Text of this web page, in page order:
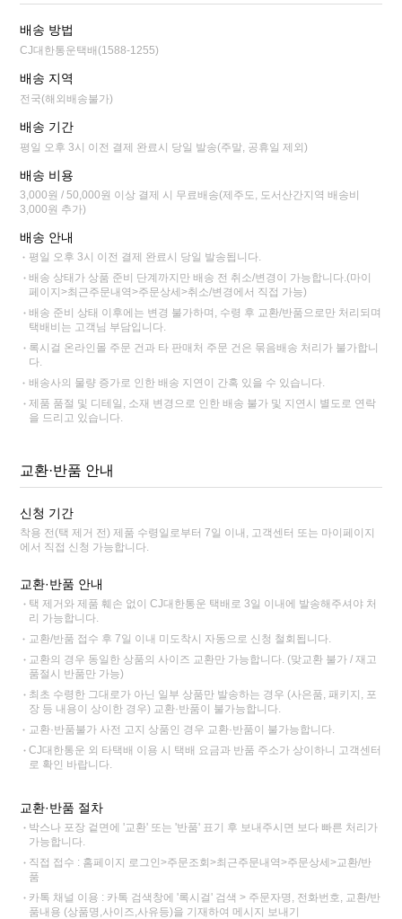
배송 방법
CJ대한통운택배(1588-1255)
배송 지역
전국(해외배송불가)
배송 기간
평일 오후 3시 이전 결제 완료시 당일 발송(주말, 공휴일 제외)
배송 비용
3,000원 / 50,000원 이상 결제 시 무료배송(제주도, 도서산간지역 배송비
3,000원 추가)
배송 안내
평일 오후 3시 이전 결제 완료시 당일 발송됩니다.
배송 상태가 상품 준비 단계까지만 배송 전 취소/변경이 가능합니다.(마이
페이지>최근주문내역>주문상세>취소/변경에서 직접 가능)
배송 준비 상태 이후에는 변경 불가하며, 수령 후 교환/반품으로만 처리되며
택배비는 고객님 부담입니다.
록시걸 온라인몰 주문 건과 타 판매처 주문 건은 묶음배송 처리가 불가합니
다.
배송사의 물량 증가로 인한 배송 지연이 간혹 있을 수 있습니다.
제품 품절 및 디테일, 소재 변경으로 인한 배송 불가 및 지연시 별도로 연락
을 드리고 있습니다.
교환·반품 안내
신청 기간
착용 전(택 제거 전) 제품 수령일로부터 7일 이내, 고객센터 또는 마이페이지
에서 직접 신청 가능합니다.
교환·반품 안내
택 제거와 제품 훼손 없이 CJ대한통운 택배로 3일 이내에 발송해주셔야 처
리 가능합니다.
교환/반품 접수 후 7일 이내 미도착시 자동으로 신청 철회됩니다.
교환의 경우 동일한 상품의 사이즈 교환만 가능합니다. (맞교환 불가 / 재고
품절시 반품만 가능)
최초 수령한 그대로가 아닌 일부 상품만 발송하는 경우 (사은품, 패키지, 포
장 등 내용이 상이한 경우) 교환·반품이 불가능합니다.
교환·반품불가 사전 고지 상품인 경우 교환·반품이 불가능합니다.
CJ대한통운 외 타택배 이용 시 택배 요금과 반품 주소가 상이하니 고객센터
로 확인 바랍니다.
교환·반품 절차
박스나 포장 겉면에 '교환' 또는 '반품' 표기 후 보내주시면 보다 빠른 처리가
가능합니다.
직접 접수 : 홈페이지 로그인>주문조회>최근주문내역>주문상세>교환/반
품
카톡 채널 이용 : 카톡 검색창에 '록시걸' 검색 > 주문자명, 전화번호, 교환/반
품내용 (상품명,사이즈,사유등)을 기재하여 메시지 보내기